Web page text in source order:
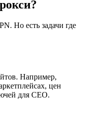
Но есть задачи где
Например,
цен
для CEO.